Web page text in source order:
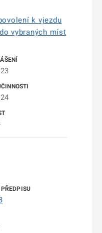
k vjezdu
vybraných míst